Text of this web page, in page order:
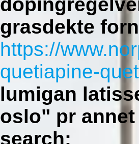
grasdekte
https://
quetiapine-
lumigan
oslo" pr
search: